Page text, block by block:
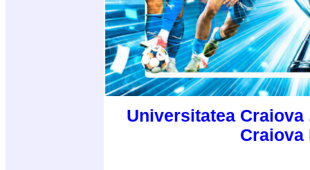
Universitatea
Craiova